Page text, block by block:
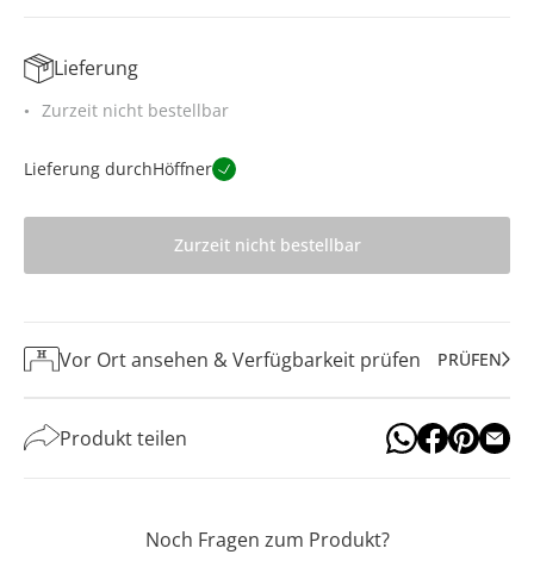
Lieferung
Zurzeit nicht bestellbar
Lieferung durchHöffner
Zurzeit nicht bestellbar
Vor Ort ansehen & Verfügbarkeit prüfen PRÜFEN
Produkt teilen
Noch Fragen zum Produkt?